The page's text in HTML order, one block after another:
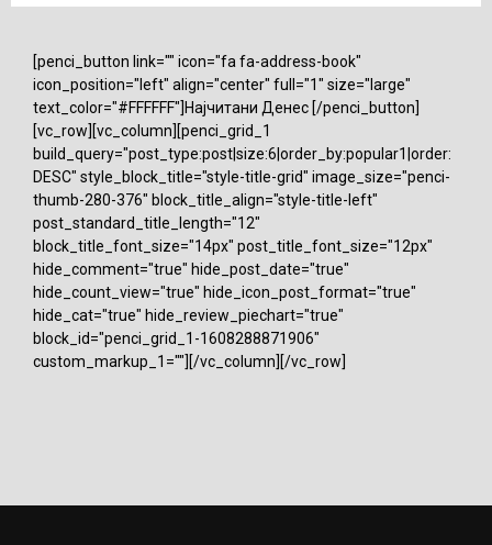
[penci_button link="" icon="fa fa-address-book"
icon_position="left" align="center" full="1" size="large"
text_color="#FFFFFF"]Најчитани Денес [/penci_button]
[vc_row][vc_column][penci_grid_1
build_query="post_type:post|size:6|order_by:popular1|order:
DESC" style_block_title="style-title-grid" image_size="penci-
thumb-280-376" block_title_align="style-title-left"
post_standard_title_length="12"
block_title_font_size="14px" post_title_font_size="12px"
hide_comment="true" hide_post_date="true"
hide_count_view="true" hide_icon_post_format="true"
hide_cat="true" hide_review_piechart="true"
block_id="penci_grid_1-1608288871906"
custom_markup_1=""][/vc_column][/vc_row]